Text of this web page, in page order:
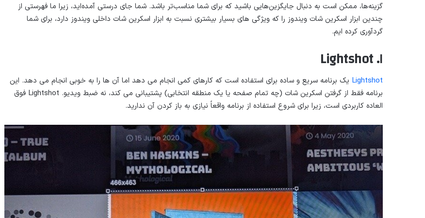
گزینه‌ها، ممکن است به دنبال جایگزین‌هایی باشید که برای شما مناسب‌تر باشد. شما جای درستی آمده‌اید، زیرا ما فهرستی از
چندین ابزار اسکرین شات ویندوز را که ویژگی های بسیار بیشتری نسبت به ابزار اسکرین شات داخلی ویندوز دارد، برای شما
گردآوری کرده ایم.
۱. Lightshot
Lightshot یک برنامه سریع و ساده برای استفاده است که کارهای کمی انجام می دهد اما آن ها را به خوبی انجام می دهد. این
برنامه فقط از گرفتن اسکرین شات (چه تمام صفحه یا یک منطقه انتخابی) پشتیبانی می کند، نه ضبط ویدیو. Lightshot فوق
العاده کاربردی است، زیرا برای شروع استفاده از برنامه واقعاً نیازی به باز کردن آن ندارید.